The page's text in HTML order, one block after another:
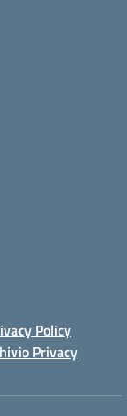
Policy
Privacy